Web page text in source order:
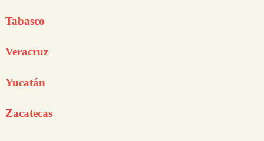
Tabasco
Veracruz
Yucatán
Zacatecas